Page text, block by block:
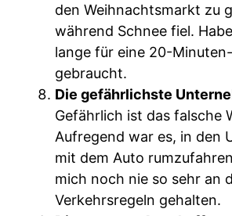
den Weihnachtsmarkt zu
während Schnee fiel.
lange für eine 20-
gebraucht.
Die gefährlichste
Gefährlich ist das falsche
Aufregend war es, in den
mit dem Auto
mich noch nie so sehr an
Verkehrsregeln gehalten.